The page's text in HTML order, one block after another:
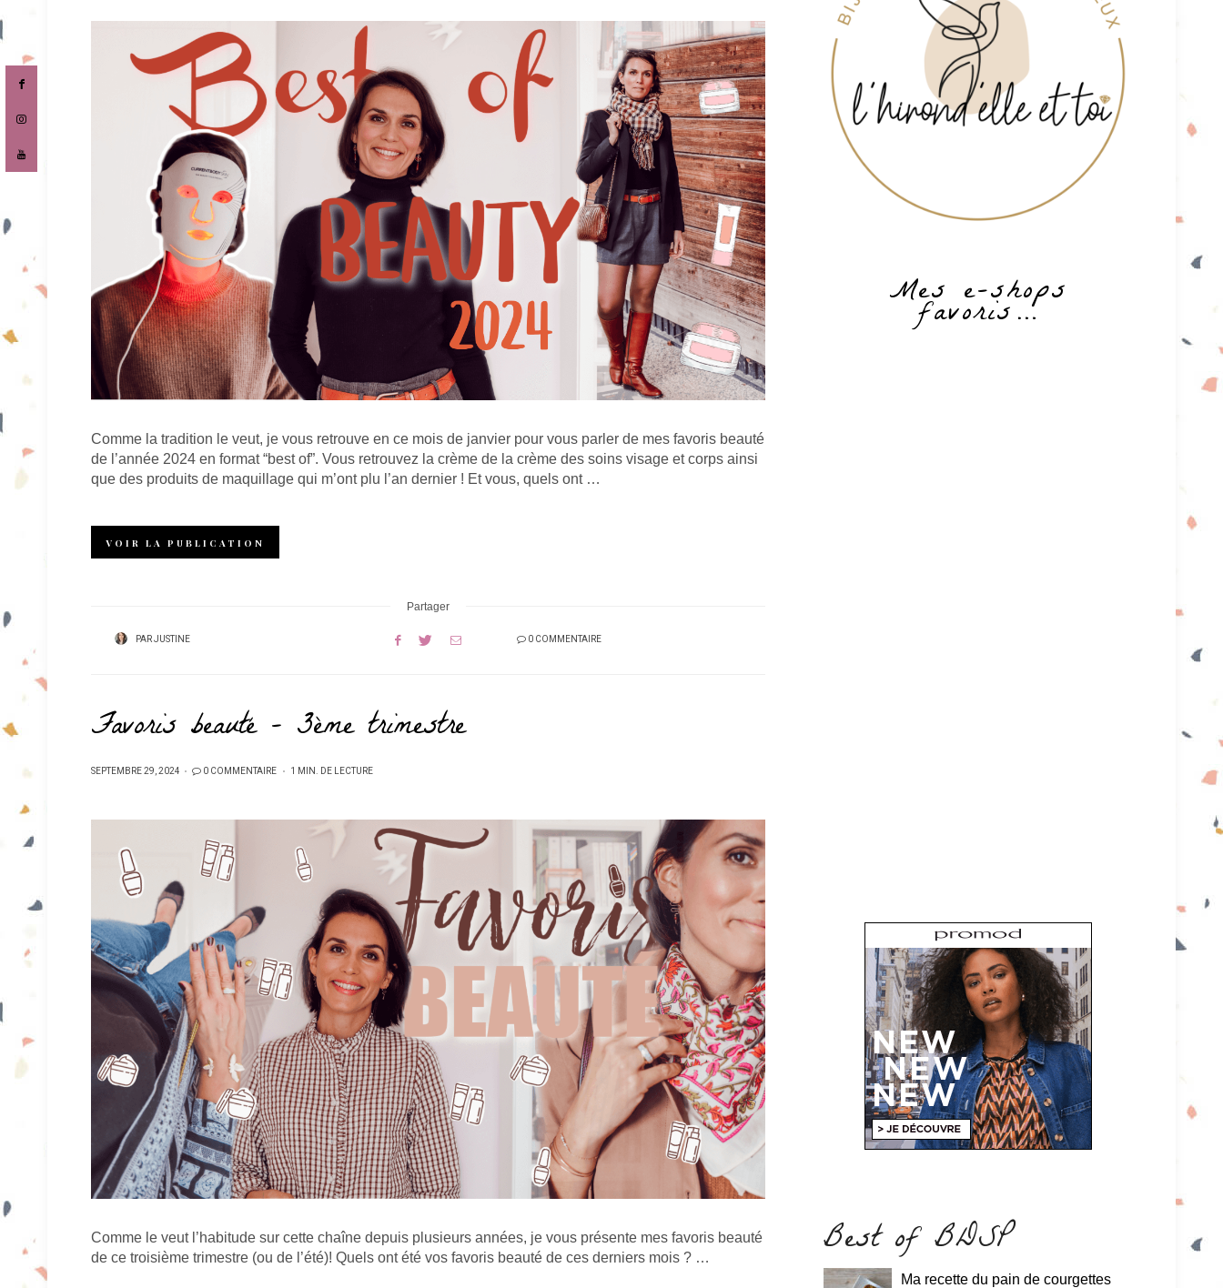
Comme la tradition le veut, je vous retrouve en ce mois de janvier pour vous parler de mes favoris beauté
de l’année 2024 en format “best of”. Vous retrouvez la crème de la crème des soins visage et corps ainsi
que des produits de maquillage qui m’ont plu l’an dernier ! Et vous, quels ont …
VOIR LA PUBLICATION
Partager
PARJUSTINE 0 COMMENTAIRE
Favoris beauté – 3ème trimestre
PUBLIÉ
SEPTEMBRE 29, 2024 0 COMMENTAIRE 1 MIN. DE LECTURE
Comme le veut l’habitude sur cette chaîne depuis plusieurs années, je vous présente mes favoris beauté
de ce troisième trimestre (ou de l’été)! Quels ont été vos favoris beauté de ces derniers mois ? …
Mes e-shops
favoris…
Best of BDSP
Ma recette du pain de courgettes